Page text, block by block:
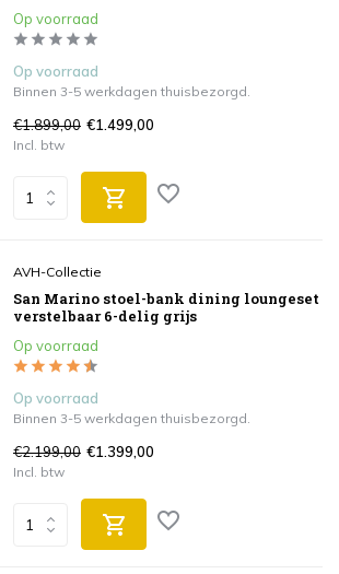
Op voorraad
Op voorraad
Binnen 3-5 werkdagen thuisbezorgd.
€1.899,00 €1.499,00
Incl. btw
AVH-Collectie
San Marino stoel-bank dining loungeset
verstelbaar 6-delig grijs
Op voorraad
Op voorraad
Binnen 3-5 werkdagen thuisbezorgd.
€2.199,00 €1.399,00
Incl. btw